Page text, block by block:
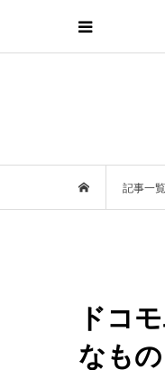
記事一覧
ドコ
なもの